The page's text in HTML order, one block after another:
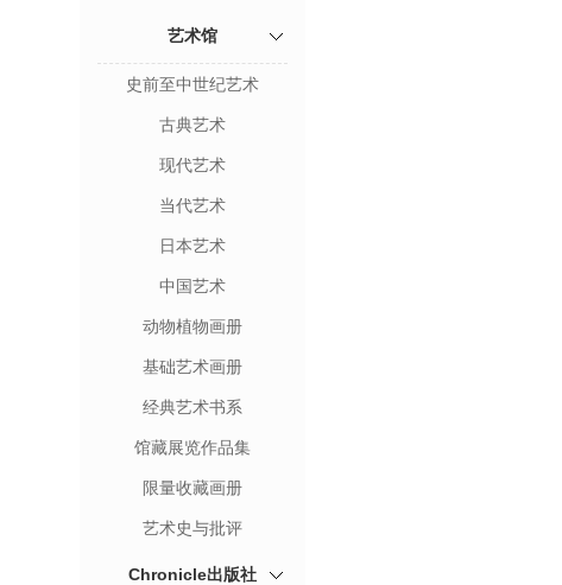
艺术馆
史前至中世纪艺术
古典艺术
现代艺术
当代艺术
日本艺术
中国艺术
动物植物画册
基础艺术画册
经典艺术书系
馆藏展览作品集
限量收藏画册
艺术史与批评
Chronicle出版社